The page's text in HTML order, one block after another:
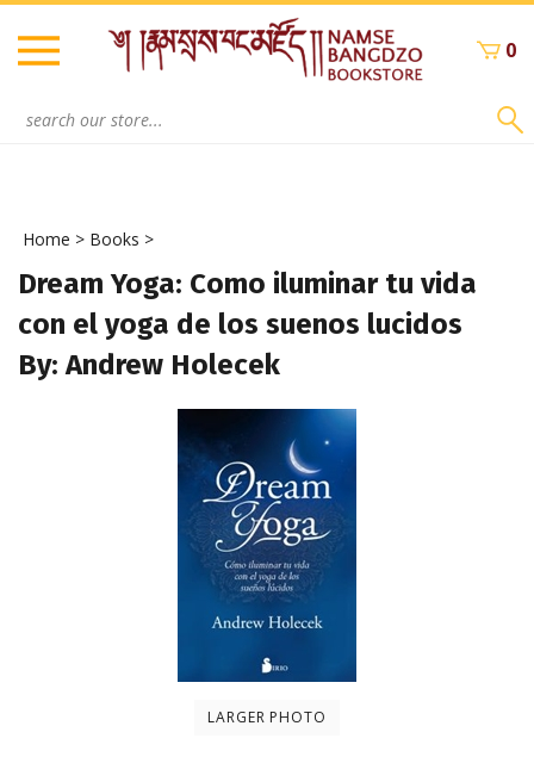
Skip
content
0
Home > Books >
Dream Yoga: Como iluminar tu vida
con el yoga de los suenos lucidos
By: Andrew Holecek
LARGER PHOTO